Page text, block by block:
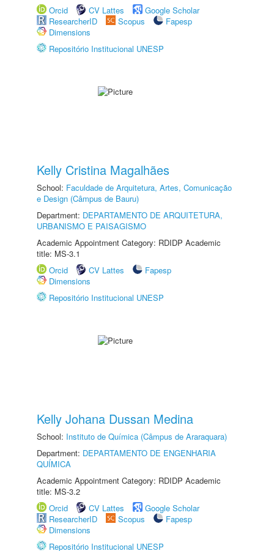
Orcid
CV Lattes
Google Scholar
ResearcherID
Scopus
Fapesp
Dimensions
Repositório Institucional UNESP
Kelly Cristina Magalhães
School: Faculdade de Arquitetura, Artes, Comunicação
e Design (Câmpus de Bauru)
Department: DEPARTAMENTO DE ARQUITETURA,
URBANISMO E PAISAGISMO
Academic Appointment Category: RDIDP Academic
title: MS-3.1
Orcid
CV Lattes
Fapesp
Dimensions
Repositório Institucional UNESP
Kelly Johana Dussan Medina
School: Instituto de Química (Câmpus de Araraquara)
Department: DEPARTAMENTO DE ENGENHARIA
QUÍMICA
Academic Appointment Category: RDIDP Academic
title: MS-3.2
Orcid
CV Lattes
Google Scholar
ResearcherID
Scopus
Fapesp
Dimensions
Repositório Institucional UNESP